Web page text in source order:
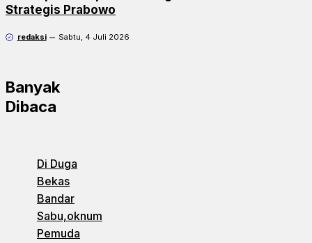
Strategis Prabowo
redaksi Sabtu, 4 Juli 2026
Banyak
Dibaca
Di Duga
Bekas
Bandar
Sabu,oknum
Pemuda